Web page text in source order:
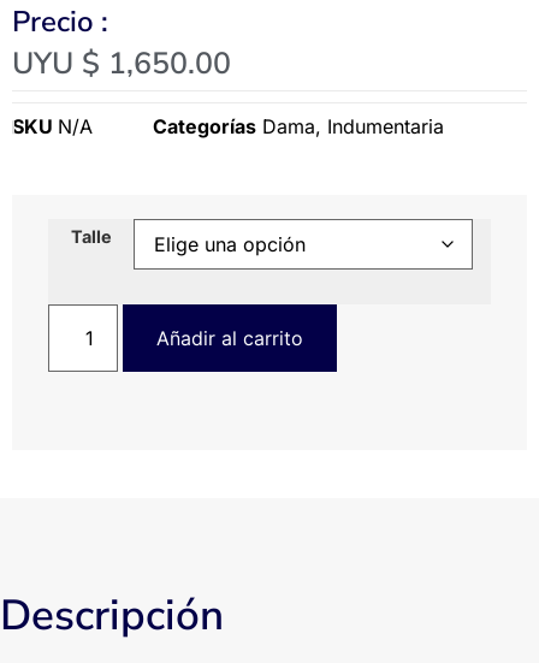
Precio :
UYU $ 1,650.00
SKU N/A Categorías Dama, Indumentaria
Talle
Añadir al carrito
Descripción